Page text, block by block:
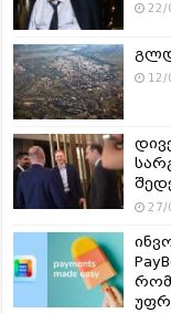
22/
12/
27/